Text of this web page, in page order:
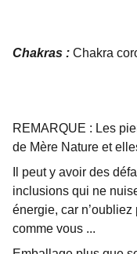
Chakras : Chakra
REMARQUE : Les
de Mère Nature et
Il peut y avoir des
inclusions qui ne
énergie, car
comme vous ...